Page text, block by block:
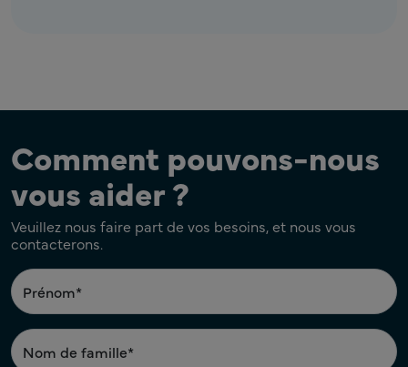
Comment pouvons-nous
vous aider ?
Veuillez nous faire part de vos besoins, et nous vous
contacterons.